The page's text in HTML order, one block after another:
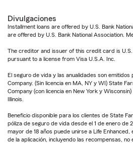
Divulgaciones
Installment loans are offered by U.S. Bank
are offered by U.S. Bank National Association.
The creditor and issuer of this credit card is U.S.
pursuant to a license from Visa U.S.A. Inc.
El seguro de vida y las anualidades son
Company. (Sin licencia en MA, NY y WI) State
Company (con licencia en New York y
Illinois.
Beneficio disponible para los clientes de State
póliza de seguro de vida desde el 1 de enero de
mayor de 18 años puede unirse a Life
de la aplicación, incluyendo las recompensas,